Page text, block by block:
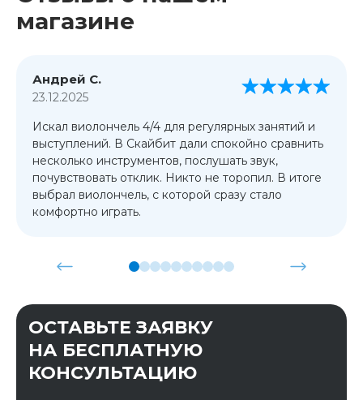
магазине
Андрей С.
23.12.2025
Искал виолончель 4/4 для регулярных занятий и
выступлений. В Скайбит дали спокойно сравнить
несколько инструментов, послушать звук,
почувствовать отклик. Никто не торопил. В итоге
выбрал виолончель, с которой сразу стало
комфортно играть.
ОСТАВЬТЕ ЗАЯВКУ
НА БЕСПЛАТНУЮ
КОНСУЛЬТАЦИЮ